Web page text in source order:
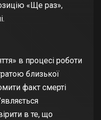
«Ще раз»,
в процесі роботи
близької
факт смерті
в те, що